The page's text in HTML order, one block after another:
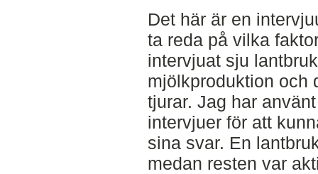
Det här är en
ta reda på vilka
intervjuat sju
mjölkproduktion och
tjurar. Jag har
intervjuer för att
sina svar. En
medan resten var